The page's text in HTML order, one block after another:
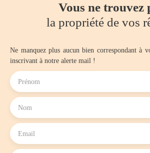
Vous ne trouvez
la propriété de vos
Ne manquez plus aucun bien correspondant à
inscrivant à notre alerte mail !
Prénom
Nom
Email